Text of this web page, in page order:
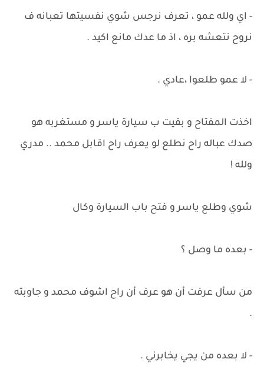
- اي ولله عمو ، تعرف نرجس شوي نفسيتها تعبانه ف
نروح نتعشه بره ، اذ ما عدك مانع اكيد .
- لا عمو طلعوا ،عادي .
اخذت المفتاح و بقيت ب سيارة ياسر و مستغربه هو
صدك عباله راح نطلع لو يعرف راح اقابل محمد .. مدري
ولله !
شوي وطلع ياسر و فتح باب السيارة وكال
- بعده ما وصل ؟
من سأل عرفت أن هو عرف أن راح اشوف محمد و جاوبته
.
- لا بعده من يجي يخابرني .